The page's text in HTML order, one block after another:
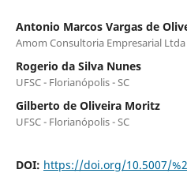
Antonio Marcos Vargas de
Amom Consultoria Empresarial Ltda
Rogerio da Silva Nunes
UFSC - Florianópolis - SC
Gilberto de Oliveira Moritz
UFSC - Florianópolis - SC
DOI: https://doi.org/10.5007/